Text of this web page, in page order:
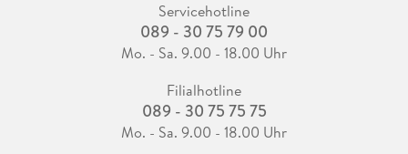
Servicehotline
089 - 30 75 79 00
Mo. - Sa. 9.00 - 18.00 Uhr
Filialhotline
089 - 30 75 75 75
Mo. - Sa. 9.00 - 18.00 Uhr